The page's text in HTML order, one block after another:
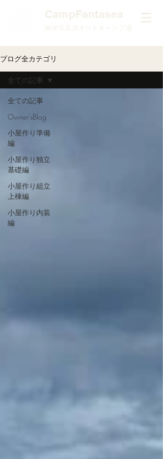
​CampFantasea
南伊豆高原オートキャンプ場
ブログ全カテゴリ
全ての記事
Owner'sBlog
小屋作り準備
編
小屋作り独立
基礎編
小屋作り組立
上棟編
小屋作り内装
編
全ての記事